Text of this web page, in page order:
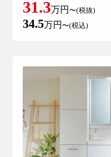
31.3万円 〜(税抜)
34.5万円 〜(税込)